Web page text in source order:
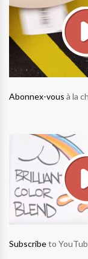
Abonnex-vous à la
Subscribeto